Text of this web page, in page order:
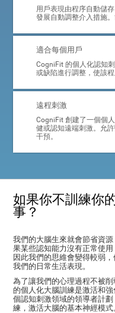
用戶表現由程序自動儲
發展自動調整介入措施。
適合每個用戶
CogniFit 的個人化認知
或缺陷進行調整，使該程
遠程刺激
CogniFit 創建了一個個
健或認知遠端刺激。允
干預。
如果你不訓練你
事？
我們的大腦生來就會節省資
果某些認知能力沒有正常使
因此我們的思維會變得較弱
我們的日常生活表現。
為了讓我們的心理過程不被
的個人化大腦訓練是激活和
個認知刺激領域的領導者計
練，激活大腦的基本神經模式